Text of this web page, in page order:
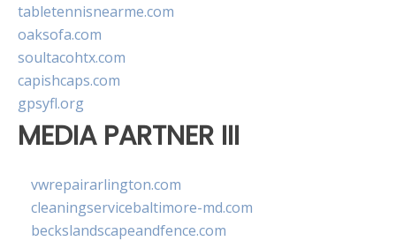
tabletennisnearme.com
oaksofa.com
soultacohtx.com
capishcaps.com
gpsyfl.org
MEDIA PARTNER III
vwrepairarlington.com
cleaningservicebaltimore-md.com
beckslandscapeandfence.com